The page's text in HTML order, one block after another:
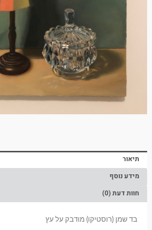
תיאור
מידע נוסף
חוות דעת (0)
בד שמן (רוסטיקו) מודבק על עץ